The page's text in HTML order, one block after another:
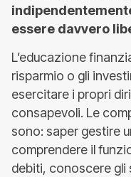
essere davvero
L’educazione
risparmio o gli
esercitare i propri
consapevoli. Le
sono: saper gestire
comprendere il
debiti, conoscere gli